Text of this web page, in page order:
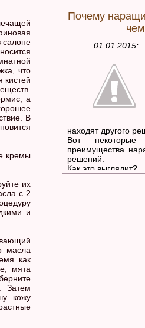
салоне
что
кистей
а
В
кремы
их
с 2
и
масла
как
мята
Затем
кожу
Пришло время
Почему
01.01.2015:
находят другого
Вот
преимущества
решений:
Как это выглядит?